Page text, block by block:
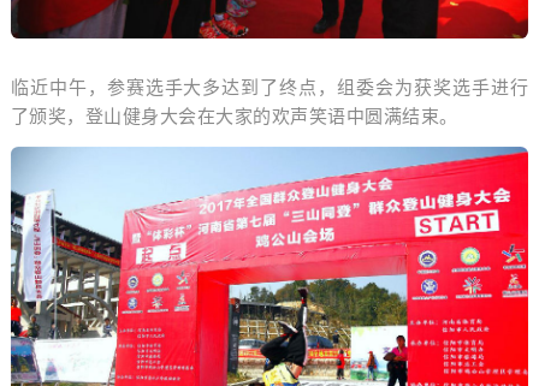
临近中午，参赛选手大多达到了终点，组委会为获奖选手进行
了颁奖，登山健身大会在大家的欢声笑语中圆满结束。